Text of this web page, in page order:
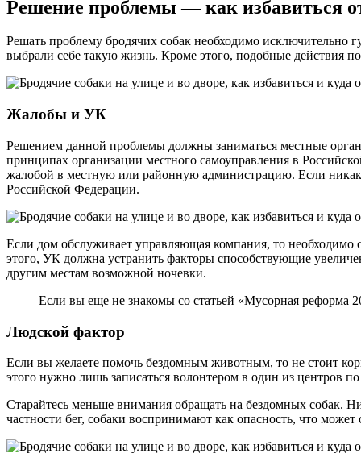
Решение проблемы — как избавиться
Решать проблему бродячих собак необходимо исключительно
выбрали себе такую жизнь. Кроме этого, подобные действия
Жалобы и УК
Решением данной проблемы должны заниматься местные
принципах организации местного самоуправления в
жалобой в местную или районную администрацию. Если
Российской Федерации.
Если дом обслуживает управляющая компания, то необходимо
этого, УК должна устранить факторы способствующие
другим местам возможной ночевки.
Если вы еще не знакомы со статьей «Мусорная реформа
Людской фактор
Если вы желаете помочь бездомным животным, то не стоит
этого нужно лишь записаться волонтером в один из центров
Старайтесь меньше внимания обращать на бездомных собак.
частности бег, собаки воспринимают как опасность, что